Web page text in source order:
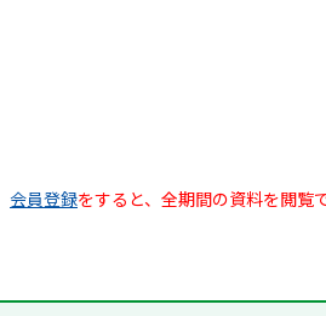
会員登録をすると、全期間の資料を閲覧